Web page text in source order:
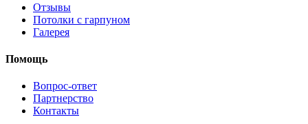
Отзывы
Потолки с гарпуном
Галерея
Помощь
Вопрос-ответ
Партнерство
Контакты